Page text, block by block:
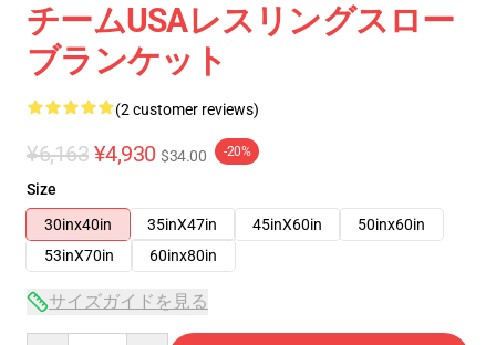
チームUSAレスリングスロー
ブランケット
(2 customer reviews)
¥6,163 ¥4,930 $34.00 -20%
Size
30inx40in
35inX47in 45inX60in
50inx60in
53inX70in
60inx80in
サイズガイドを見る